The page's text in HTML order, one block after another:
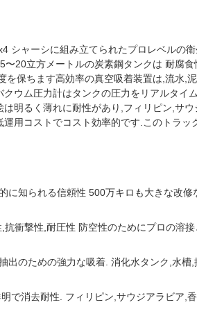
シャーシに組み立てられたプロレベルの
20立方メートルの炭素鋼タンクは 耐腐食
保ちます高効率の真空吸着装置は,流水,
ウム圧力計はタンクの圧力をリアルタイ
明るく薄れに耐性があり,フィリピン,サウ
用コストでコスト効率的です.このトラッ
に知られる信頼性 500万キロも大きな改修
衝撃性,耐圧性 防空性のためにプロの溶
出のための強力な吸着. 消化水タンク,水槽
で消去耐性. フィリピン,サウジアラビア,